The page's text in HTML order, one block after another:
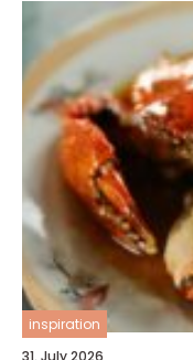
inspiration